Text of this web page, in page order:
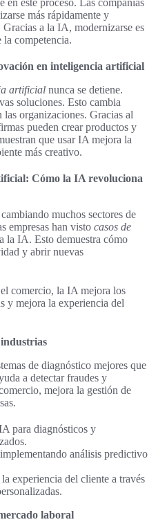
en este proceso. Las compañías
más rápidamente y
a la IA, modernizarse es
la competencia.
en inteligencia artificial
artificial nunca se detiene.
soluciones. Esto cambia
organizaciones. Gracias al
pueden crear productos y
que usar IA mejora la
más creativo.
Cómo la IA revoluciona
muchos sectores de
empresas han visto casos de
la IA. Esto demuestra cómo
y abrir nuevas
comercio, la IA mejora los
y mejora la experiencia del
industrias
de diagnóstico mejores que
a detectar fraudes y
mejora la gestión de
para diagnósticos y
análisis predictivo
experiencia del cliente a través
laboral